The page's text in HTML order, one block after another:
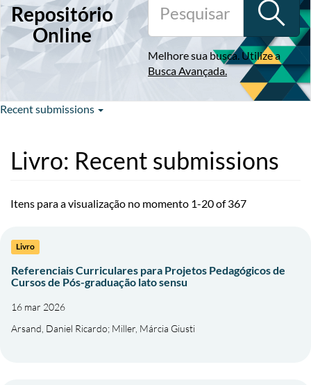
Repositório
Online
Melhore sua busca. Utilize a
Busca Avançada.
Recent submissions
Livro: Recent submissions
Itens para a visualização no momento 1-20 of 367
Livro
Referenciais Curriculares para Projetos Pedagógicos de
Cursos de Pós-graduação lato sensu
16 mar 2026
Arsand, Daniel Ricardo; Miller, Márcia Giusti